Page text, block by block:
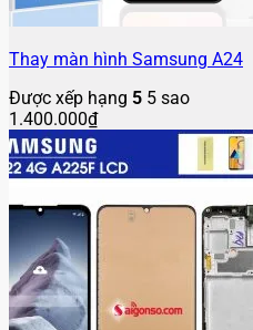
Thay màn hình Samsung A24
Được xếp hạng 5 5 sao
1.400.000₫